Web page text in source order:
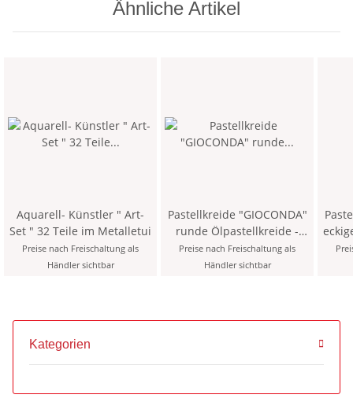
Ähnliche Artikel
Aquarell- Künstler " Art-
Set " 32 Teile im Metalletui
Preise nach Freischaltung als
Händler sichtbar
Pastellkreide "GIOCONDA"
runde Ölpastellkreide -
farblich sortiert, im 12er
Pack
Preise nach Freischaltung als
Händler sichtbar
Kategorien